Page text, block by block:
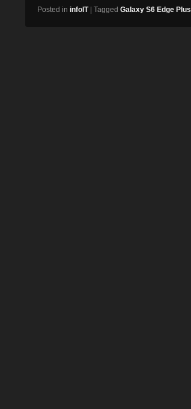
Posted in infoIT Tagged Galaxy S6 Edge Plus